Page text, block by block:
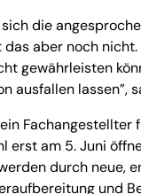
die
das aber noch
gewährleisten
ausfallen lassen”,
erst am 5. Juni
durch neue,
und